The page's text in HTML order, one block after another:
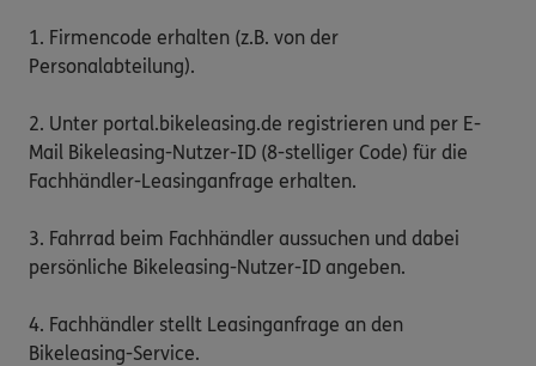
1. Firmencode erhalten (z.B. von der
Personalabteilung).
2. Unter portal.bikeleasing.de registrieren und per E-
Mail Bikeleasing-Nutzer-ID (8-stelliger Code) für die
Fachhändler-Leasinganfrage erhalten.
3. Fahrrad beim Fachhändler aussuchen und dabei
persönliche Bikeleasing-Nutzer-ID angeben.
4. Fachhändler stellt Leasinganfrage an den
Bikeleasing-Service.